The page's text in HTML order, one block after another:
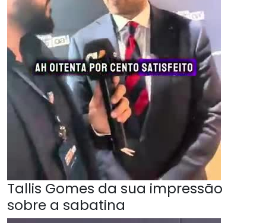
Tallis Gomes da sua impressão
sobre a sabatina